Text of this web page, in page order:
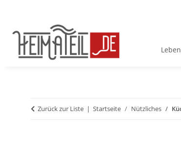
Zurück zur Liste Startseite Nützliches